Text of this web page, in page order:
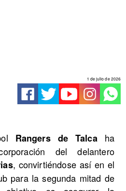
1 de julio de 2026
Rangers de Talca ha
del delantero
, convirtiéndose así en el
para la segunda mitad de